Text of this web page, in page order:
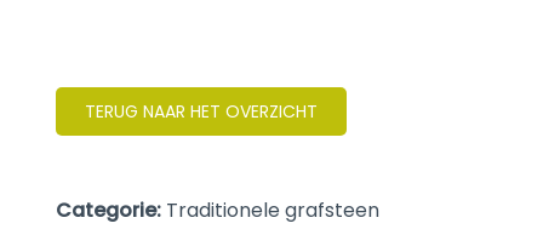
TERUG NAAR HET OVERZICHT
Categorie: Traditionele grafsteen